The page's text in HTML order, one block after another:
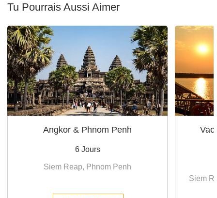
Tu Pourrais Aussi Aimer
Angkor & Phnom Penh
6 Jours
Siem Reap, Phnom Penh
Siem